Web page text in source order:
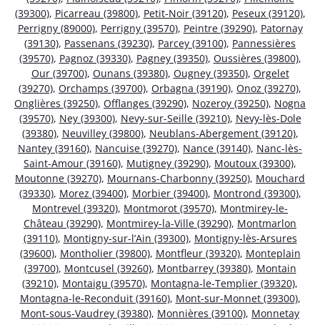
(39300), Picarreau (39800), Petit-Noir (39120), Peseux (39120),
Perrigny (89000), Perrigny (39570), Peintre (39290), Patornay
(39130), Passenans (39230), Parcey (39100), Pannessières
(39570), Pagnoz (39330), Pagney (39350), Oussières (39800),
Our (39700), Ounans (39380), Ougney (39350), Orgelet
(39270), Orchamps (39700), Orbagna (39190), Onoz (39270),
Onglières (39250), Offlanges (39290), Nozeroy (39250), Nogna
(39570), Ney (39300), Nevy-sur-Seille (39210), Nevy-lès-Dole
(39380), Neuvilley (39800), Neublans-Abergement (39120),
Nantey (39160), Nancuise (39270), Nance (39140), Nanc-lès-
Saint-Amour (39160), Mutigney (39290), Moutoux (39300),
Moutonne (39270), Mournans-Charbonny (39250), Mouchard
(39330), Morez (39400), Morbier (39400), Montrond (39300),
Montrevel (39320), Montmorot (39570), Montmirey-le-
Château (39290), Montmirey-la-Ville (39290), Montmarlon
(39110), Montigny-sur-l’Ain (39300), Montigny-lès-Arsures
(39600), Montholier (39800), Montfleur (39320), Monteplain
(39700), Montcusel (39260), Montbarrey (39380), Montain
(39210), Montaigu (39570), Montagna-le-Templier (39320),
Montagna-le-Reconduit (39160), Mont-sur-Monnet (39300),
Mont-sous-Vaudrey (39380), Monnières (39100), Monnetay